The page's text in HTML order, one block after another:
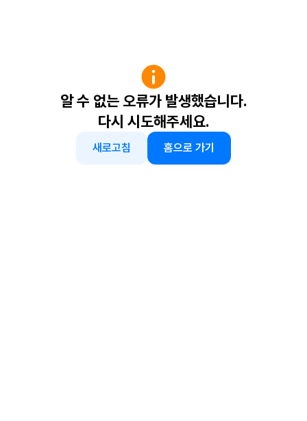
알 수 없는 오류가 발생했습니다.
다시 시도해주세요.
새로고침 홈으로 가기